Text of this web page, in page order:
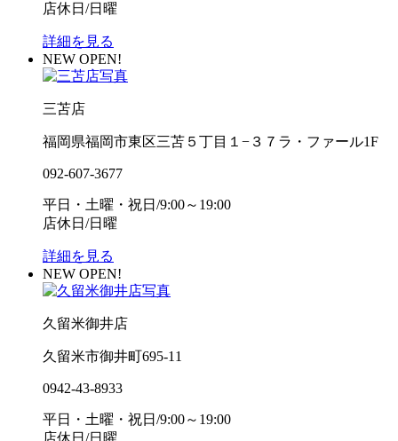
店休日/日曜
詳細を見る
NEW OPEN!
三苫店
福岡県福岡市東区三苫５丁目１−３７ラ・ファール1F
092-607-3677
平日・土曜・祝日/9:00～19:00
店休日/日曜
詳細を見る
NEW OPEN!
久留米御井店
久留米市御井町695-11
0942-43-8933
平日・土曜・祝日/9:00～19:00